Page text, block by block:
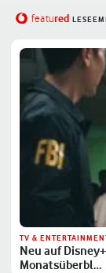
featured
TV &
Neu auf
Monatsüberbl…